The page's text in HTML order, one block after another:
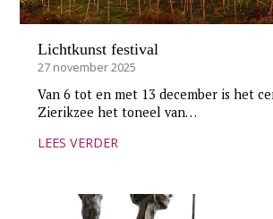
Lichtkunst festival
27 november 2025
Van 6 tot en met 13 december is het
Zierikzee het toneel van…
LEES VERDER